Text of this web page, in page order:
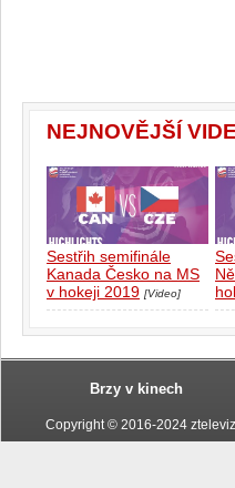
NEJNOVĚJŠÍ
Sestřih semifinále
Kanada Česko na MS
v hokeji 2019 [Video]
Brzy v kinech
Copyright © 2016-2024